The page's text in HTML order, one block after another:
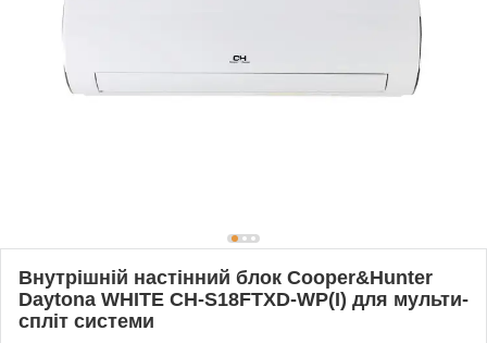
Внутрішній настінний блок Cooper&Hunter
Daytona WHITE CH-S18FTXD-WP(I) для мульти-
спліт системи